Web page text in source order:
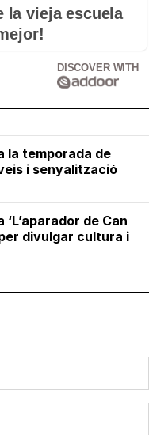
la vieja escuela
DISCOVER WITH
la temporada de
i senyalització
de Can
divulgar cultura i